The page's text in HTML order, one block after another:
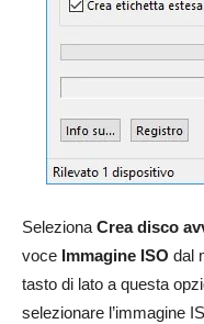
Seleziona Crea disco
voce Immagine ISO dal
tasto di lato a questa
selezionare l’immagine